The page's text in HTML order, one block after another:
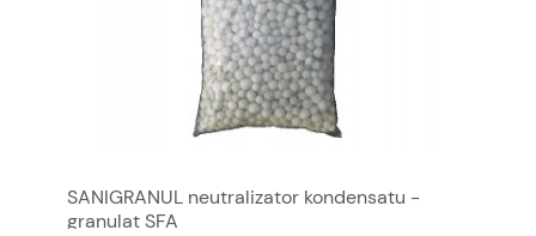
SANIGRANUL neutralizator kondensatu -
granulat SFA